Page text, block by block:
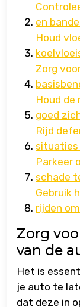
en
Houd
Zorg
Houd
goed
Rijd
situaties
Parkeer
schade
Gebruik
rijden
Zorg
van de
Het is
je auto te
dat deze in